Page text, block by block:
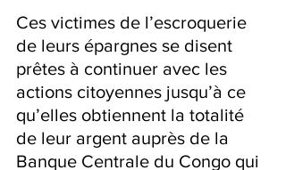
Ces victimes de l’escroquerie
de leurs épargnes se disent
prêtes à continuer avec les
actions citoyennes jusqu’à ce
qu’elles obtiennent la totalité
de leur argent auprès de la
Banque Centrale du Congo qui